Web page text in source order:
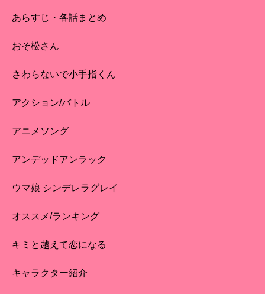
あらすじ・各話まとめ
おそ松さん
さわらないで小手指くん
アクション/バトル
アニメソング
アンデッドアンラック
ウマ娘 シンデレラグレイ
オススメ/ランキング
キミと越えて恋になる
キャラクター紹介